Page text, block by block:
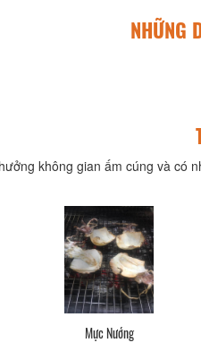
NHỮNG
không gian ấm cúng và có
Mực Nướng